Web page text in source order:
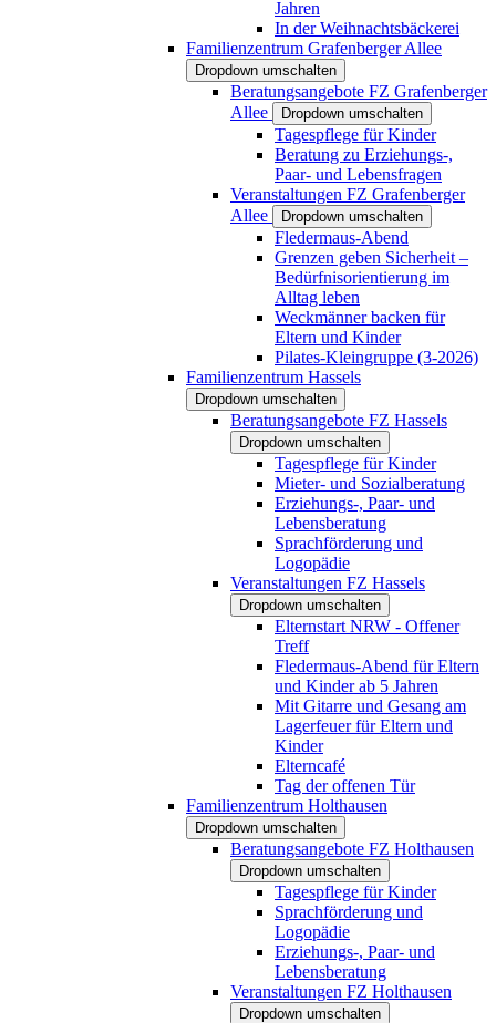
Jahren
In der Weihnachtsbäckerei
Familienzentrum Grafenberger Allee
Dropdown umschalten
Beratungsangebote FZ Grafenberger
Allee
Dropdown umschalten
Tagespflege für Kinder
Beratung zu Erziehungs-,
Paar- und Lebensfragen
Veranstaltungen FZ Grafenberger
Allee
Dropdown umschalten
Fledermaus-Abend
Grenzen geben Sicherheit –
Bedürfnisorientierung im
Alltag leben
Weckmänner backen für
Eltern und Kinder
Pilates-Kleingruppe (3-2026)
Familienzentrum Hassels
Dropdown umschalten
Beratungsangebote FZ Hassels
Dropdown umschalten
Tagespflege für Kinder
Mieter- und Sozialberatung
Erziehungs-, Paar- und
Lebensberatung
Sprachförderung und
Logopädie
Veranstaltungen FZ Hassels
Dropdown umschalten
Elternstart NRW - Offener
Treff
Fledermaus-Abend für Eltern
und Kinder ab 5 Jahren
Mit Gitarre und Gesang am
Lagerfeuer für Eltern und
Kinder
Elterncafé
Tag der offenen Tür
Familienzentrum Holthausen
Dropdown umschalten
Beratungsangebote FZ Holthausen
Dropdown umschalten
Tagespflege für Kinder
Sprachförderung und
Logopädie
Erziehungs-, Paar- und
Lebensberatung
Veranstaltungen FZ Holthausen
Dropdown umschalten